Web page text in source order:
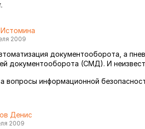
2009
документооборота, а
документооборота (СМД). И
вопросы информационной
Денис
2009